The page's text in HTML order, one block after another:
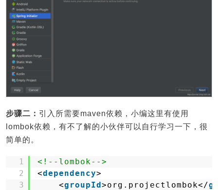
步骤二： 引入所需要maven依赖，小编这里有使用
lombok依赖，有不了解的小伙伴可以自行学习一下，很
简单的。
1
2
3
<!--lombok-->
<dependency>
<groupId >org.projectlombok</